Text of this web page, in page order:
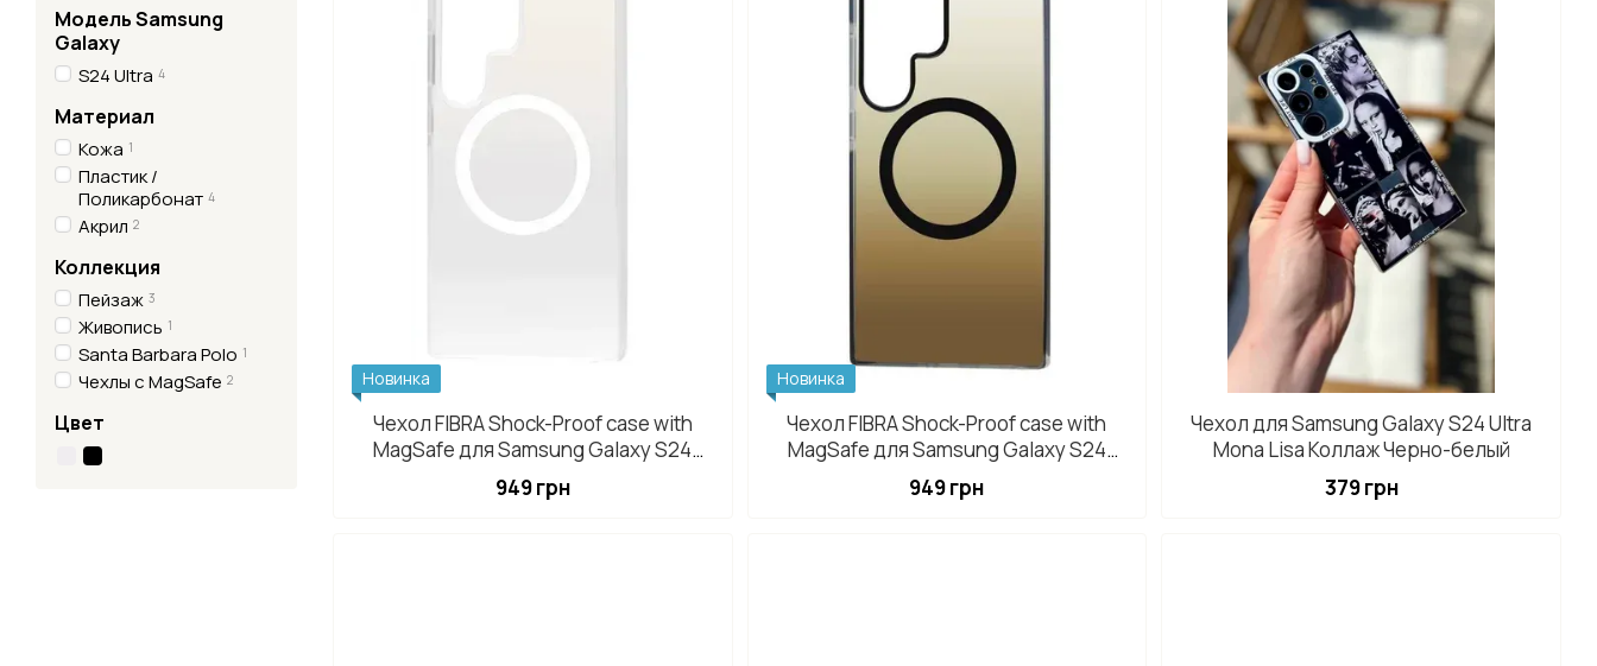
Новинка
Чехол FIBRA Shock-Proof case with
MagSafe для Samsung Galaxy S24
Ultra White
949 грн
Новинка
Чехол FIBRA Shock-Proof case with
MagSafe для Samsung Galaxy S24
Ultra Clay
949 грн
Чехол для Samsung Galaxy S24 Ultra
Mona Lisa Коллаж Черно-белый
379 грн
Модель Samsung
Galaxy
S24 Ultra 4
Материал
Кожа 1
Пластик /
Поликарбонат 4
Акрил 2
Коллекция
Пейзаж 3
Живопись 1
Santa Barbara Polo 1
Чехлы с MagSafe 2
Цвет